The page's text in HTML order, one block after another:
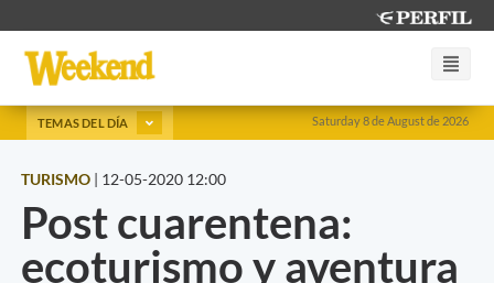
Saturday 8 de August de 2026
TEMAS DEL DÍA
TURISMO | 12-05-2020 12:00
Post cuarentena:
ecoturismo y aventura